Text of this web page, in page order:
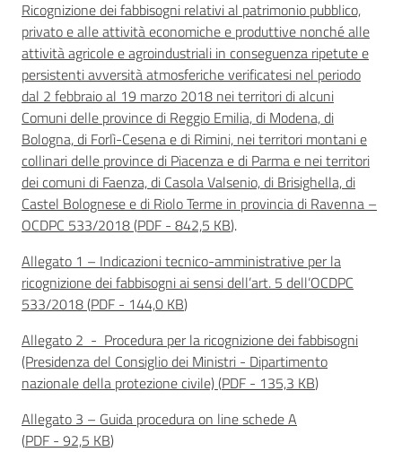
Ricognizione dei fabbisogni relativi al patrimonio pubblico,
privato e alle attività economiche e produttive nonché alle
attività agricole e agroindustriali in conseguenza ripetute e
persistenti avversità atmosferiche verificatesi nel periodo
dal 2 febbraio al 19 marzo 2018 nei territori di alcuni
Comuni delle province di Reggio Emilia, di Modena, di
Bologna, di Forlì-Cesena e di Rimini, nei territori montani e
collinari delle province di Piacenza e di Parma e nei territori
dei comuni di Faenza, di Casola Valsenio, di Brisighella, di
Castel Bolognese e di Riolo Terme in provincia di Ravenna –
OCDPC 533/2018(PDF - 842,5 KB).
Allegato 1 – Indicazioni tecnico-amministrative per la
ricognizione dei fabbisogni ai sensi dell’art. 5 dell’OCDPC
533/2018(PDF - 144,0 KB)
Allegato 2 - Procedura per la ricognizione dei fabbisogni
(Presidenza del Consiglio dei Ministri - Dipartimento
nazionale della protezione civile)(PDF - 135,3 KB)
Allegato 3 – Guida procedura on line schede A
(PDF - 92,5 KB)